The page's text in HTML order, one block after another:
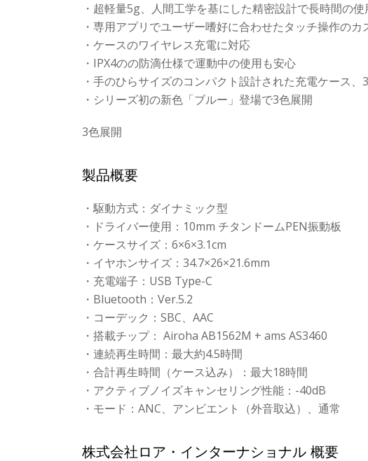
・超軽量5g、人間工学を基にした精密設計で長時間の使
・専用アプリでユーザー嗜好に合わせたタッチ操作のカ
・ケースのワイヤレス充電に対応
・IPX4のの防滴仕様で運動中の使用も安心
・手のひらサイズのコンパクト設計された充電ケース
・シリーズ初の新色「ブルー」登場で3色展開
3色展開
製品概要
・駆動方式：ダイナミック型
・ドライバー使用：10mm チタンドームPEN振動板
・ケースサイズ：6×6×3.1cm
・イヤホンサイズ：34.7×26×21.6mm
・充電端子：USB Type-C
・Bluetooth：Ver.5.2
・コーデック：SBC、AAC
・搭載チップ： Airoha AB1562M + ams AS3460
・連続再生時間：最大約4.5時間
・合計再生時間（ケース込み）：最大18時間
・アクティブノイズキャンセリング性能：-40dB
・モード：ANC、アンビエント（外音取込）、通常
株式会社ロア・インターナショナル 概要